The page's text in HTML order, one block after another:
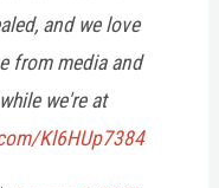
and we love
from media and
we're at
Kl6HUp7384